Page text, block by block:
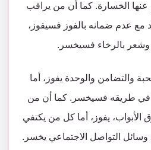
عنها الخسارة. كما أن من يراقب
مع عدم ضمانه بالفوز فسيفوز،
وشعر بالرخاء فسيخسر.
والتضامن والوحدة يفوز، أما
في طريقه فسيخسر. كما أن من
يفوز، أما كل من يكتفي
وسائل التواصل الاجتماعي يخسر.